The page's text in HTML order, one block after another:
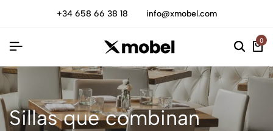
+34 658 66 38 18 info@xmobel.com
0
Sillas que combinan